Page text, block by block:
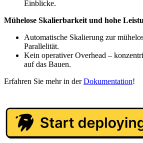
Einblicke.
Mühelose Skalierbarkeit und hohe
Automatische Skalierung zur
Parallelität.
Kein operativer Overhead –
auf das Bauen.
Erfahren Sie mehr in derDokumentation!